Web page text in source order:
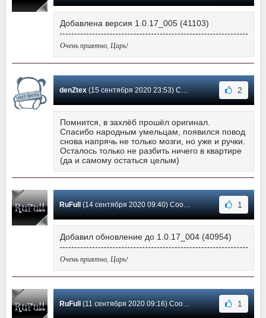
Добавлена версия 1.0.17_005 (41103)
Очень приятно, Царь!
denZtex(15 сентября 2020 23:53) Сообщение #34 2
Помнится, в захлёб прошёл оригинал.
Спасибо народным умельцам, появился повод
снова напрячь не только мозги, но уже и ручки.
Осталось только не разбить ничего в квартире
(да и самому остаться целым)
RuFull (14 сентября 2020 09:40) Сообщение #33 1
Добавил обновление до 1.0.17_004 (40954)
Очень приятно, Царь!
RuFull (11 сентября 2020 09:16) Сообщение #32 1